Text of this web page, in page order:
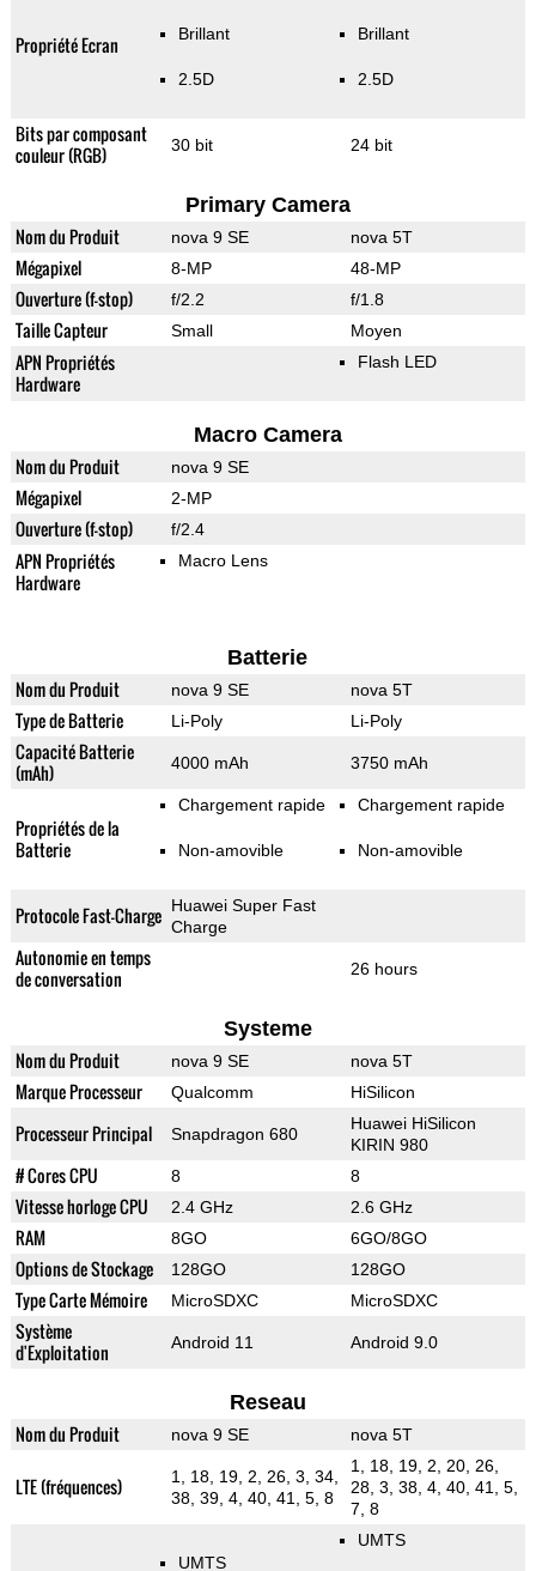
Propriété Ecran Brillant
2.5D
Brillant
2.5D
Bits par composant
couleur (RGB)
30 bit 24 bit
Primary Camera
Nom du Produit nova 9 SE nova 5T
Mégapixel 8-MP 48-MP
Ouverture (f-stop) f/2.2 f/1.8
Taille Capteur Small Moyen
APN Propriétés
Hardware
Flash LED
Macro Camera
Nom du Produit nova 9 SE
Mégapixel 2-MP
Ouverture (f-stop) f/2.4
APN Propriétés
Hardware
Macro Lens
Batterie
Nom du Produit nova 9 SE nova 5T
Type de Batterie Li-Poly Li-Poly
Capacité Batterie
(mAh)
4000 mAh 3750 mAh
Propriétés de la
Batterie
Chargement rapide
Non-amovible
Chargement rapide
Non-amovible
Protocole Fast-Charge Huawei Super Fast
Charge
Autonomie en temps
de conversation
26 hours
Systeme
Nom du Produit nova 9 SE nova 5T
Marque Processeur Qualcomm HiSilicon
Processeur Principal Snapdragon 680
Huawei HiSilicon
KIRIN 980
# Cores CPU 8 8
Vitesse horloge CPU 2.4 GHz 2.6 GHz
RAM 8GO 6GO/8GO
Options de Stockage 128GO 128GO
Type Carte Mémoire MicroSDXC MicroSDXC
Système
d'Exploitation
Android 11 Android 9.0
Reseau
Nom du Produit nova 9 SE nova 5T
LTE (fréquences)
1, 18, 19, 2, 26, 3, 34,
38, 39, 4, 40, 41, 5, 8
1, 18, 19, 2, 20, 26,
28, 3, 38, 4, 40, 41, 5,
7, 8
UMTS
UMTS